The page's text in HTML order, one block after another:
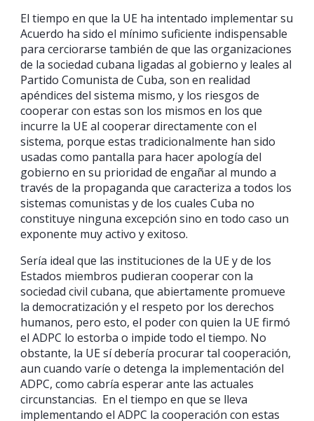
El tiempo en que la UE ha intentado implementar su
Acuerdo ha sido el mínimo suficiente indispensable
para cerciorarse también de que las organizaciones
de la sociedad cubana ligadas al gobierno y leales al
Partido Comunista de Cuba, son en realidad
apéndices del sistema mismo, y los riesgos de
cooperar con estas son los mismos en los que
incurre la UE al cooperar directamente con el
sistema, porque estas tradicionalmente han sido
usadas como pantalla para hacer apología del
gobierno en su prioridad de engañar al mundo a
través de la propaganda que caracteriza a todos los
sistemas comunistas y de los cuales Cuba no
constituye ninguna excepción sino en todo caso un
exponente muy activo y exitoso.
Sería ideal que las instituciones de la UE y de los
Estados miembros pudieran cooperar con la
sociedad civil cubana, que abiertamente promueve
la democratización y el respeto por los derechos
humanos, pero esto, el poder con quien la UE firmó
el ADPC lo estorba o impide todo el tiempo. No
obstante, la UE sí debería procurar tal cooperación,
aun cuando varíe o detenga la implementación del
ADPC, como cabría esperar ante las actuales
circunstancias. En el tiempo en que se lleva
implementando el ADPC la cooperación con estas